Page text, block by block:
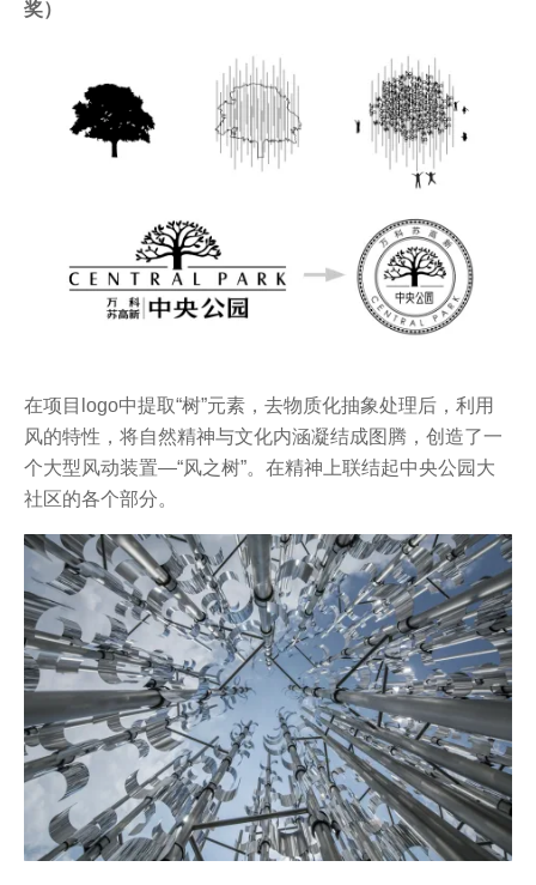
奖）
在项目logo中提取“树”元素，去物质化抽象处理后，利用
风的特性，将自然精神与文化内涵凝结成图腾，创造了一
个大型风动装置—“风之树”。在精神上联结起中央公园大
社区的各个部分。